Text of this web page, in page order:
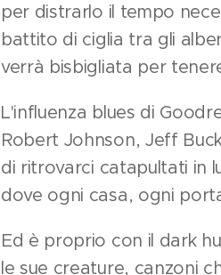
per distrarlo il tempo
battito di ciglia tra gli
verrà bisbigliata per
L'influenza blues di
Robert Johnson, Jeff
di ritrovarci catapultati in
dove ogni casa, ogni
Ed è proprio con il dark
le sue creature, canzoni